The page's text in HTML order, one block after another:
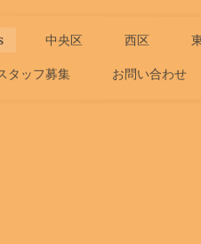
中央区 西区
タッフ募集 お問い合わせ